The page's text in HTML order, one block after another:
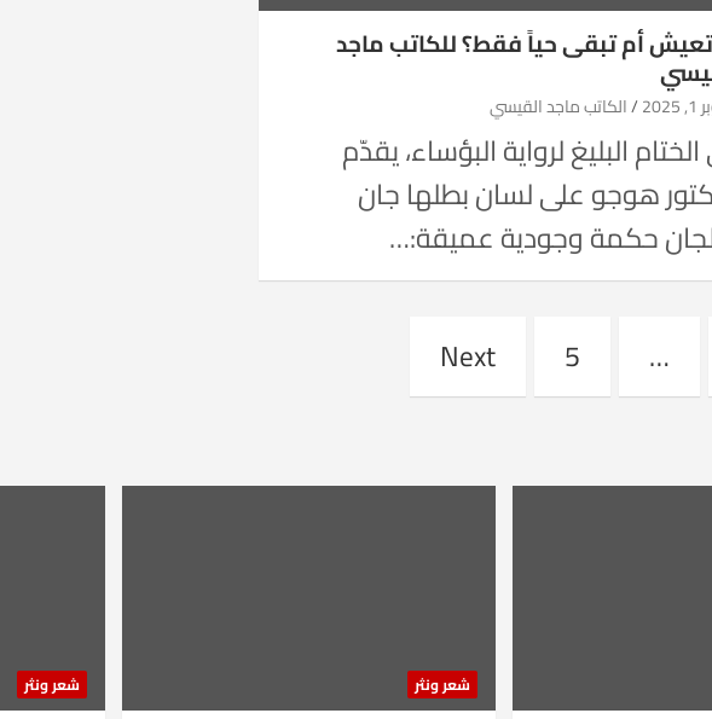
أم تبقى حياً فقط؟ للكاتب ماجد
الكاتب ماجد القيسي
البليغ لرواية البؤساء، يقدّم
هوجو على لسان بطلها جان
حكمة وجودية عميقة:…
…
5
Next
شعر ونثر شعر ونثر